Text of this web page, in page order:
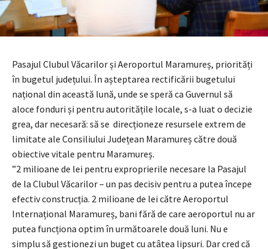
Pasajul Clubul Văcarilor și Aeroportul Maramureș, priorități
în bugetul județului. În așteptarea rectificării bugetului
național din această lună, unde se speră ca Guvernul să
aloce fonduri și pentru autoritățile locale, s-a luat o decizie
grea, dar necesară: să se direcționeze resursele extrem de
limitate ale Consiliului Județean Maramureș către două
obiective vitale pentru Maramureș.
”2 milioane de lei pentru exproprierile necesare la Pasajul
de la Clubul Văcarilor – un pas decisiv pentru a putea începe
efectiv construcția. 2 milioane de lei către Aeroportul
Internațional Maramureș, bani fără de care aeroportul nu ar
putea funcționa optim în următoarele două luni. Nu e
simplu să gestionezi un buget cu atâtea lipsuri. Dar cred că